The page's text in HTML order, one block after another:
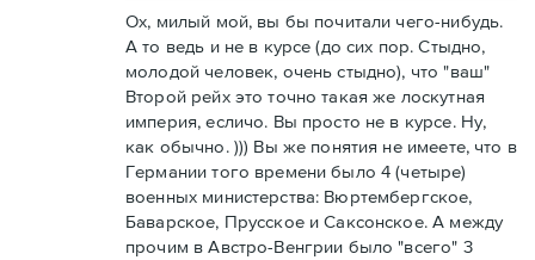
Ох, милый мой, вы бы почитали чего-нибудь.
А то ведь и не в курсе (до сих пор. Стыдно,
молодой человек, очень стыдно), что "ваш"
Второй рейх это точно такая же лоскутная
империя, есличо. Вы просто не в курсе. Ну,
как обычно. ))) Вы же понятия не имеете, что в
Германии того времени было 4 (четыре)
военных министерства: Вюртембергское,
Баварское, Прусское и Саксонское. А между
прочим в Австро-Венгрии было "всего" 3